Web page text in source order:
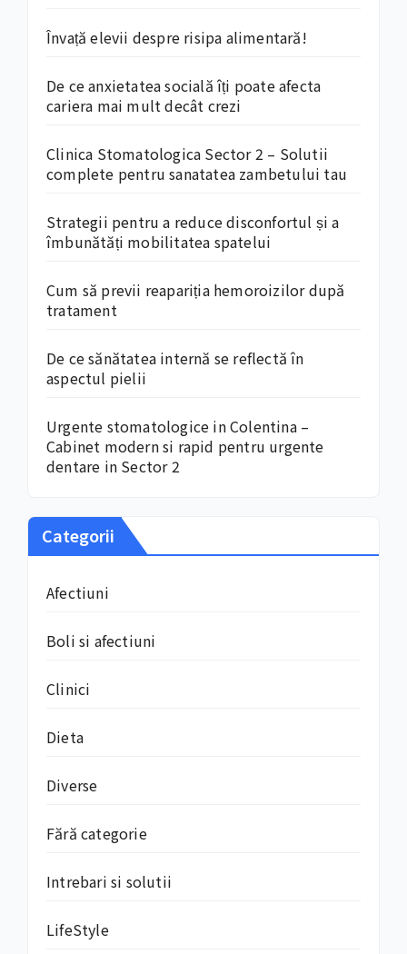
Învață elevii despre risipa alimentară!
De ce anxietatea socială îți poate afecta
cariera mai mult decât crezi
Clinica Stomatologica Sector 2 – Solutii
complete pentru sanatatea zambetului tau
Strategii pentru a reduce disconfortul și a
îmbunătăți mobilitatea spatelui
Cum să previi reapariția hemoroizilor după
tratament
De ce sănătatea internă se reflectă în
aspectul pielii
Urgente stomatologice in Colentina –
Cabinet modern si rapid pentru urgente
dentare in Sector 2
Categorii
Afectiuni
Boli si afectiuni
Clinici
Dieta
Diverse
Fără categorie
Intrebari si solutii
LifeStyle